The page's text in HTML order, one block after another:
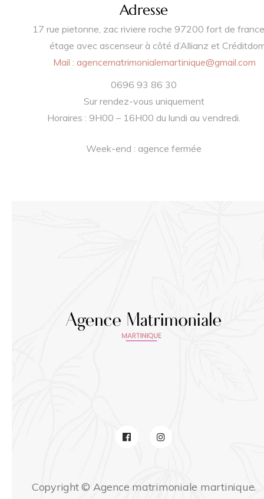
Adresse
17 rue pietonne, zac riviere roche 97200 fort de
étage avec ascenseur à côté d’Allianz et
Mail :agencematrimonialemartinique@gmail.com
0696 93 86 30
Sur rendez-vous uniquement
Horaires : 9H00 – 16H00 du lundi au vendredi.
Week-end : agence fermée
Copyright © Agence matrimoniale martinique.